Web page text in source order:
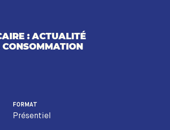
: ACTUALITÉ
FORMAT
Présentiel